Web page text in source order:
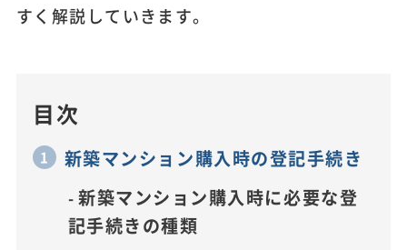
すく解説していきます。
目次
新築マンション購入時の登記手続き
新築マンション購入時に必要な登
記手続きの種類